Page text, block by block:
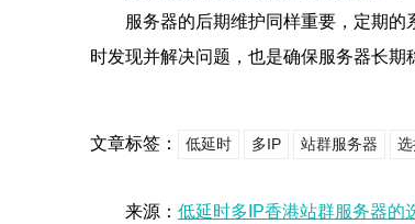
服务器的后期维护同样重要，定期
时发现并解决问题，也是确保服务器长
文章标签： 低延时 多IP 站群服务器
来源： 低延时多IP香港站群服务器的